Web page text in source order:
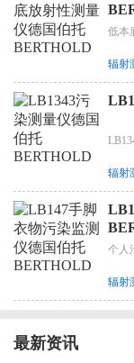
低本
辐射
辐射
个人
辐射
最新资讯